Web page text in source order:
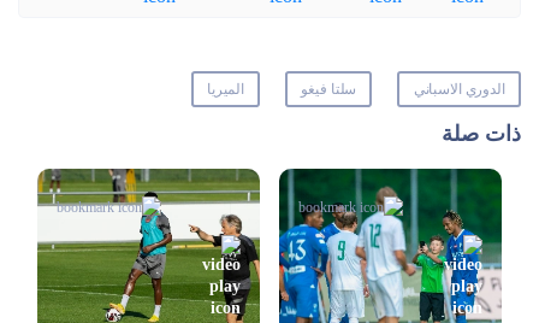
الدوري الاسباني سلتا فيغو الميريا
ذات صلة